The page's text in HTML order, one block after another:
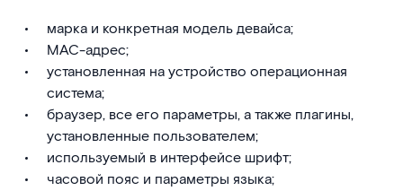
марка и конкретная модель девайса;
MAC-адрес;
установленная на устройство операционная
система;
браузер, все его параметры, а также плагины,
установленные пользователем;
используемый в интерфейсе шрифт;
часовой пояс и параметры языка;